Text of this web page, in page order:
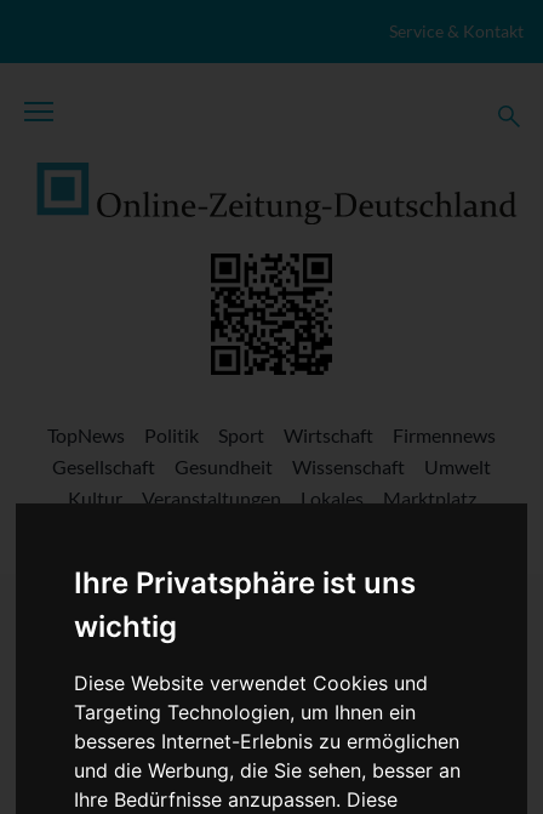
Ihre Privatsphäre ist uns
wichtig
Diese Website verwendet Cookies und
Targeting Technologien, um Ihnen ein
besseres Internet-Erlebnis zu ermöglichen
und die Werbung, die Sie sehen, besser an
Ihre Bedürfnisse anzupassen. Diese
Service & Kontakt
TopNews Politik Sport Wirtschaft
Firmennews
Gesellschaft
Gesundheit Wissenschaft
Umwelt
Kultur
Veranstaltungen Lokales
Marktplatz
Neuer unter Druck: Schult
stellt Comeback im DFB-
Tor infrage